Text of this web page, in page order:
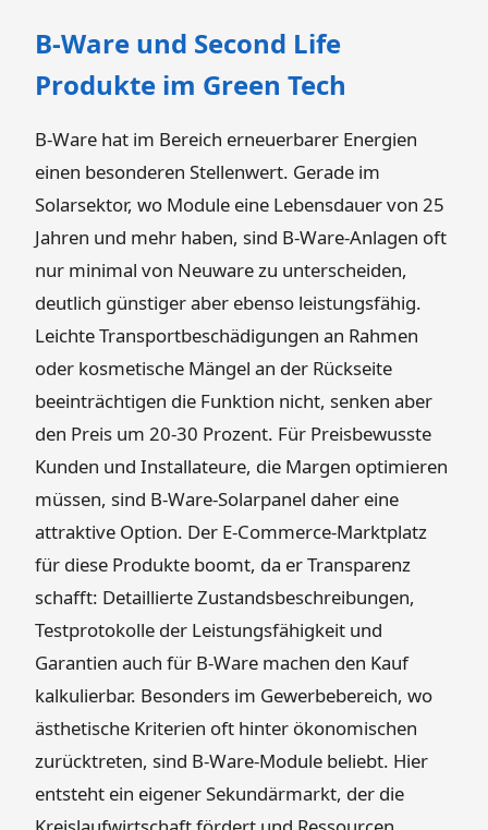
B-Ware und Second Life
Produkte im Green Tech
B-Ware hat im Bereich erneuerbarer Energien
einen besonderen Stellenwert. Gerade im
Solarsektor, wo Module eine Lebensdauer von 25
Jahren und mehr haben, sind B-Ware-Anlagen oft
nur minimal von Neuware zu unterscheiden,
deutlich günstiger aber ebenso leistungsfähig.
Leichte Transportbeschädigungen an Rahmen
oder kosmetische Mängel an der Rückseite
beeinträchtigen die Funktion nicht, senken aber
den Preis um 20-30 Prozent. Für Preisbewusste
Kunden und Installateure, die Margen optimieren
müssen, sind B-Ware-Solarpanel daher eine
attraktive Option. Der E-Commerce-Marktplatz
für diese Produkte boomt, da er Transparenz
schafft: Detaillierte Zustandsbeschreibungen,
Testprotokolle der Leistungsfähigkeit und
Garantien auch für B-Ware machen den Kauf
kalkulierbar. Besonders im Gewerbebereich, wo
ästhetische Kriterien oft hinter ökonomischen
zurücktreten, sind B-Ware-Module beliebt. Hier
entsteht ein eigener Sekundärmarkt, der die